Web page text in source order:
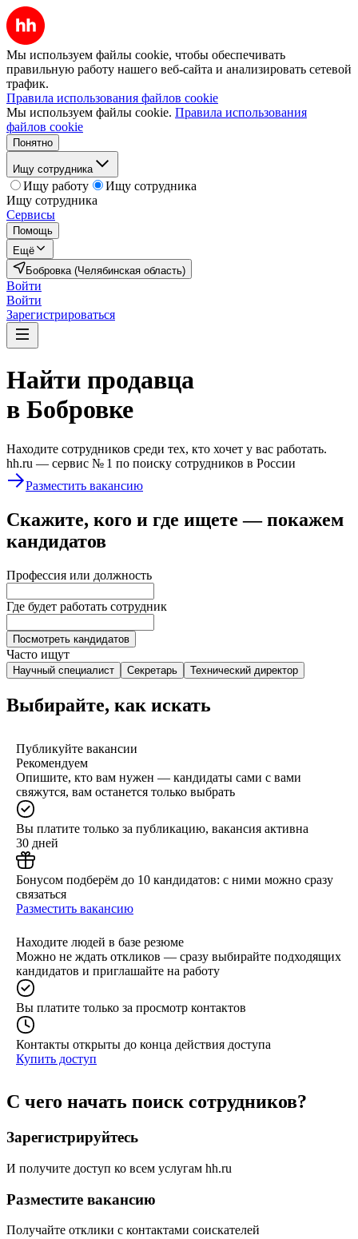
Мы используем файлы cookie, чтобы обеспечивать
правильную работу нашего веб-сайта и анализировать сетевой
трафик.
Правила использования файлов cookie
Мы используем файлы cookie. Правила использования
файлов cookie
Понятно
Ищу сотрудника
Ищу работу
Ищу сотрудника
Ищу сотрудника
Сервисы
Помощь
Ещё
Бобровка (Челябинская область)
Войти
Войти
Зарегистрироваться
Найти продавца
в Бобровке
Находите сотрудников среди тех, кто хочет у вас работать.
hh.ru — сервис № 1 по поиску сотрудников в России
Разместить вакансию
Скажите, кого и где ищете — покажем
кандидатов
Профессия или должность
Где будет работать сотрудник
Посмотреть кандидатов
Часто ищут
Научный специалист Секретарь Технический директор
Выбирайте, как искать
Публикуйте вакансии
Рекомендуем
Опишите, кто вам нужен — кандидаты сами с вами
свяжутся, вам останется только выбрать
Вы платите только за публикацию, вакансия активна
30 дней
Бонусом подберём до 10 кандидатов: с ними можно сразу
связаться
Разместить вакансию
Находите людей в базе резюме
Можно не ждать откликов — сразу выбирайте подходящих
кандидатов и приглашайте на работу
Вы платите только за просмотр контактов
Контакты открыты до конца действия доступа
Купить доступ
С чего начать поиск сотрудников?
Зарегистрируйтесь
И получите доступ ко всем услугам hh.ru
Разместите вакансию
Получайте отклики с контактами соискателей